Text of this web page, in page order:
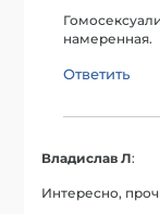
намеренная.
Ответить
Владислав Л:
Интересно,